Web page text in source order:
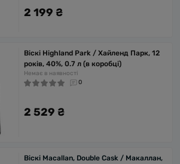
2 199 ₴
Віскі Highland Park / Хайленд Парк, 12
років, 40%, 0.7 л (в коробці)
Немає в наявності
0
2 529 ₴
Віскі Macallan, Double Cask / Макаллан,